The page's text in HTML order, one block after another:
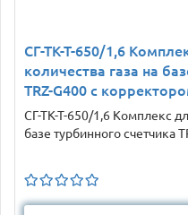
СГ-ТК-Т-650/1,6
количества газа на
TRZ-G400 с
СГ-ТК-Т-650/1,6 Комплекс
базе турбинного счетчика